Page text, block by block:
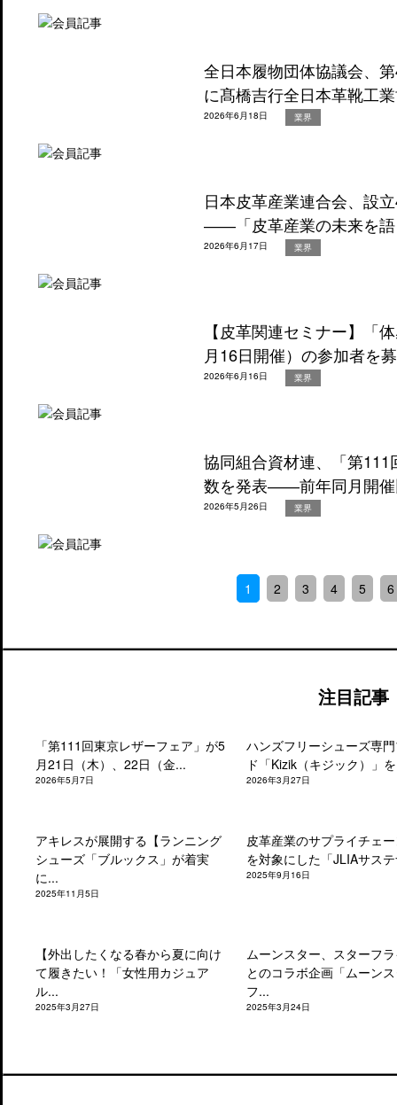
全日本履物団体協議会、
に髙橋吉行全日本革靴工
2026年6月18日 業界
日本皮革産業連合会、設
――「皮革産業の未来を語
2026年6月17日 業界
【皮革関連セミナー】「
月16日開催）の参加者を
2026年6月16日 業界
協同組合資材連、「第
数を発表――前年同月開催
2026年5月26日 業界
1 2 3 4 5 6
注目記事
「第111回東京レザーフェア」が5
月21日（木）、22日（金...
2026年5月7日
ハンズフリーシューズ専
ド「Kizik（キジック）」
2026年3月27日
アキレスが展開する【ランニング
シューズ「ブルックス」が着実
に...
2025年11月5日
皮革産業のサプライチェ
を対象にした「JLIAサス
2025年9月16日
【外出したくなる春から夏に向け
て履きたい！「女性用カジュア
ル...
2025年3月27日
ムーンスター、スターフ
とのコラボ企画「ムーン
フ...
2025年3月24日